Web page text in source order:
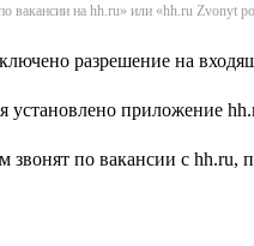
вакансии на hh.ru» или «hh.ru Zvonyt
разрешение на
по вакансии с